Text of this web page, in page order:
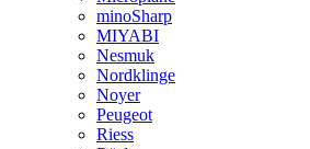
minoSharp
MIYABI
Nesmuk
Nordklinge
Noyer
Peugeot
Riess